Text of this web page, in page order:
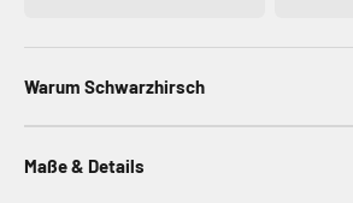
Warum Schwarzhirsch
Maße & Details